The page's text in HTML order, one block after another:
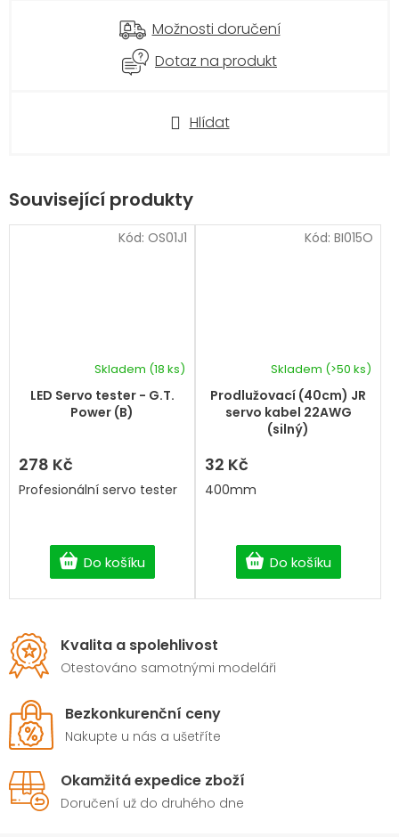
Hlídat
Možnosti doručení
Dotaz na produkt
Související produkty
LED Servo tester - G.T.
Power (B)
Skladem (18 ks)
278 Kč
Do košíku
Profesionální servo tester
Kód: OS01J1
Prodlužovací (40cm) JR
servo kabel 22AWG
(silný)
Skladem (>50 ks)
32 Kč
Do košíku
400mm
Kód: BI015O
Kvalita a spolehlivost
Otestováno samotnými modeláři
Bezkonkurenční ceny
Nakupte u nás a ušetříte
Okamžitá expedice zboží
Doručení už do druhého dne